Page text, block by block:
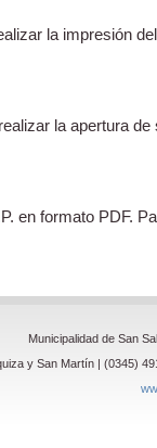
la impresión
la apertura de
en formato PDF.
Municipalidad de San
y San Martín | (0345)